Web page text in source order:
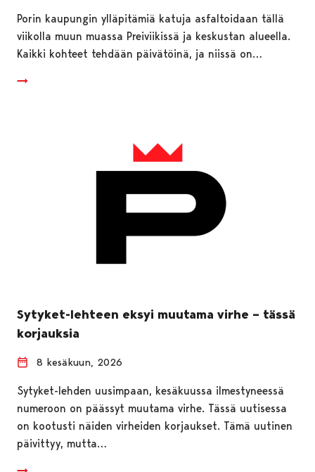
Porin kaupungin ylläpitämiä katuja asfaltoidaan tällä
viikolla muun muassa Preiviikissä ja keskustan alueella.
Kaikki kohteet tehdään päivätöinä, ja niissä on…
Sytyket-lehteen eksyi muutama virhe – tässä
korjauksia
8 kesäkuun, 2026
Sytyket-lehden uusimpaan, kesäkuussa ilmestyneessä
numeroon on päässyt muutama virhe. Tässä uutisessa
on kootusti näiden virheiden korjaukset. Tämä uutinen
päivittyy, mutta…